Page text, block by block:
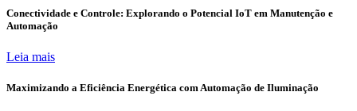
Conectividade e Controle: Explorando o Potencial IoT em Manutenção e
Automação
Leia mais
Maximizando a Eficiência Energética com Automação de Iluminação